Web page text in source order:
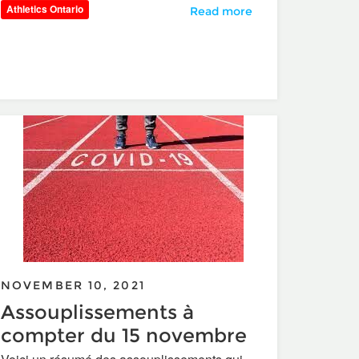
Athletics Ontario U SPORTS: Chief Executive
Read more
NOVEMBER 10, 2021
Assouplissements à
compter du 15 novembre